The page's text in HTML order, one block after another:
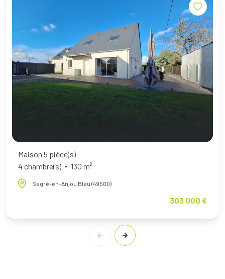
Maison 5 pièce(s)
4 chambre(s)
130 m²
Segré-en-Anjou Bleu (49500)
303 000 €